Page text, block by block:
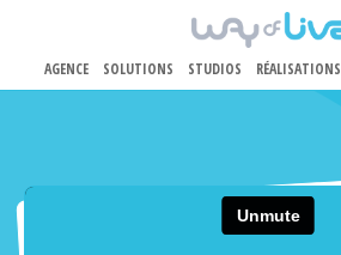
AGENCE SOLUTIONS STUDIOS RÉALISATIONS